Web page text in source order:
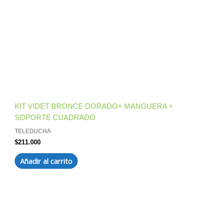
KIT VIDET BRONCE DORADO+ MANGUERA +
SOPORTE CUADRADO
TELEDUCHA
$211.000
Añadir al carrito